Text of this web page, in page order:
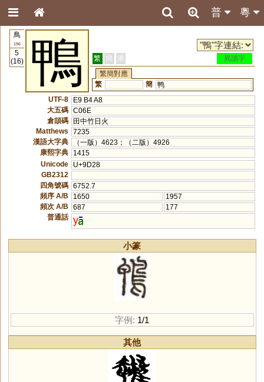
粵
普
鳥
196
5
(16)
鴨 繁 簡 港
異讀字
繁簡對應
繁
簡 鸭
UTF-8
E9 B4 A8
大五碼 C06E
倉頡碼
田中竹日火
Matthews
7235
漢語大字典
（一版）4623；（二版）4926
康熙字典
1415
Unicode
U+9D28
GB2312
四角號碼 6752.7
頻序 A/B
1650
1957
頻次 A/B
687
177
普通話 y
小篆
字例: 1/1
其他